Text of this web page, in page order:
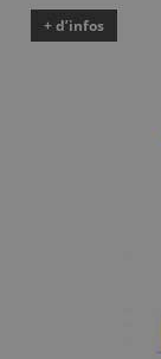
+ d’infos